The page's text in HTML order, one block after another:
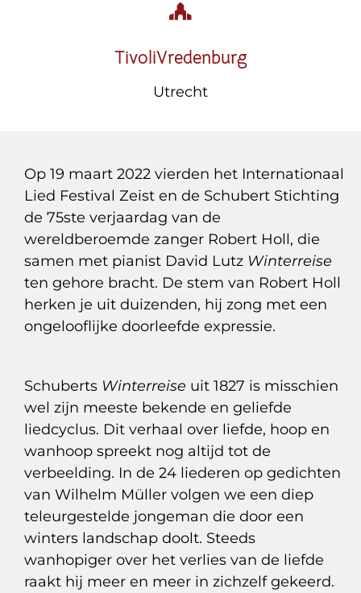
TivoliVredenburg
Utrecht
Op 19 maart 2022 vierden het Internationaal
Lied Festival Zeist en de Schubert Stichting
de 75ste verjaardag van de
wereldberoemde zanger Robert Holl, die
samen met pianist David Lutz Winterreise
ten gehore bracht. De stem van Robert Holl
herken je uit duizenden, hij zong met een
ongelooflijke doorleefde expressie.
Schuberts Winterreise uit 1827 is misschien
wel zijn meeste bekende en geliefde
liedcyclus. Dit verhaal over liefde, hoop en
wanhoop spreekt nog altijd tot de
verbeelding. In de 24 liederen op gedichten
van Wilhelm Müller volgen we een diep
teleurgestelde jongeman die door een
winters landschap doolt. Steeds
wanhopiger over het verlies van de liefde
raakt hij meer en meer in zichzelf gekeerd.